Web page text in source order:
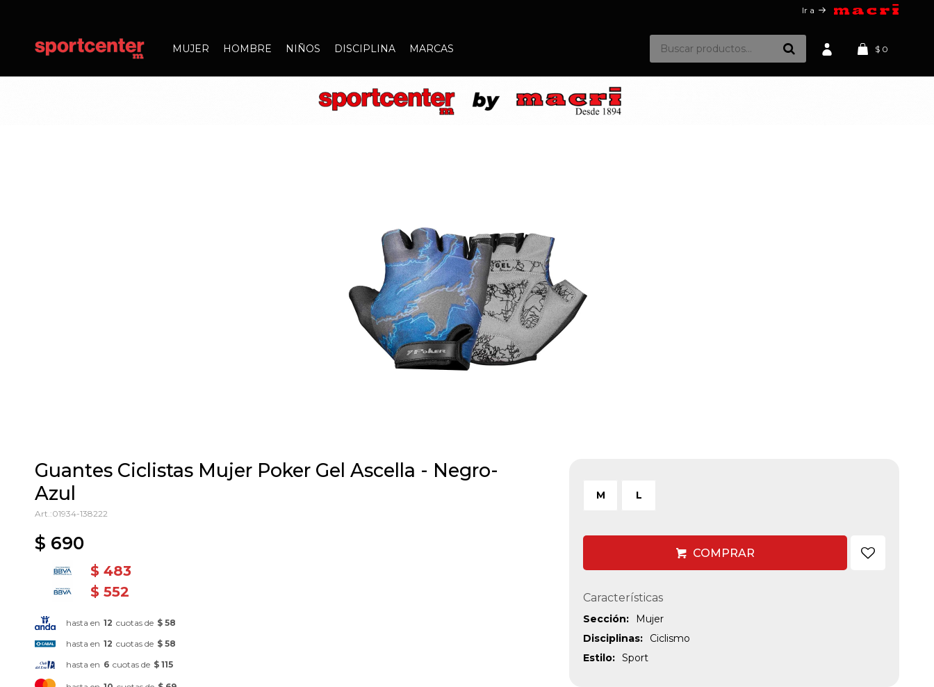
MUJER HOMBRE NIÑOS DISCIPLINA MARCAS $ 0
Ir a
Guantes Ciclistas Mujer Poker Gel Ascella - Negro-
Azul
01934-138222
$ 690
$ 483
$ 552
hasta en 12 cuotas de $ 58
hasta en 12 cuotas de $ 58
hasta en 6 cuotas de $ 115
M L
COMPRAR
Características
Sección
Mujer
Disciplinas
Ciclismo
Estilo
Sport